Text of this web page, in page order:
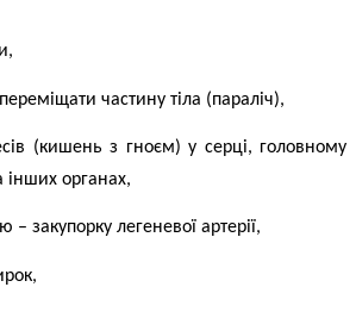
частину тіла (параліч),
(кишень з гноєм) у серці, головному
інших органах,
закупорку легеневої артерії,